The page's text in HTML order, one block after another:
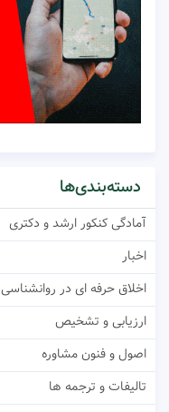
دسته‌بندی‌ها
آمادگی کنکور ارشد و دکتری
اخبار
اخلاق حرفه ای در روانشناسی
ارزیابی و تشخیص
اصول و فنون مشاوره
تالیفات و ترجمه ها